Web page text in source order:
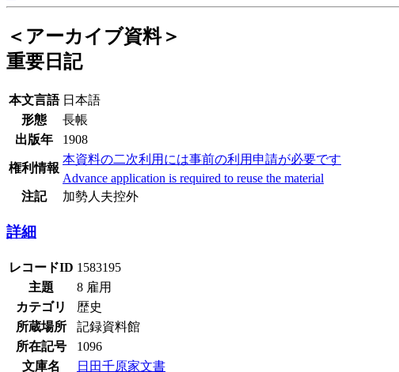
＜アーカイブ資料＞
重要日記
本文言語 日本語
形態
長帳
出版年
1908
権利情報
本資料の二次利用には事前の利用申請が必要です
Advance application is required to reuse the material
注記
加勢人夫控外
詳細
レコードID 1583195
主題
8 雇用
カテゴリ
歴史
所蔵場所
記録資料館
所在記号
1096
文庫名
日田千原家文書